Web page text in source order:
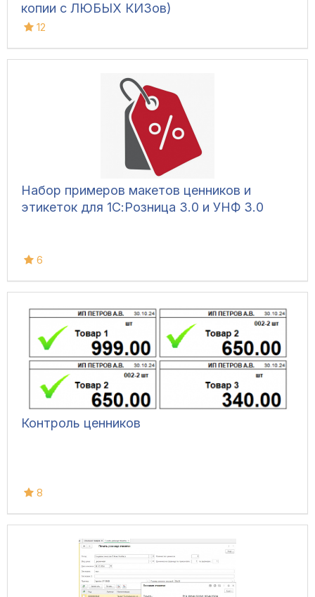
копии с ЛЮБЫХ КИЗов)
12
Набор примеров макетов ценников и
этикеток для 1С:Розница 3.0 и УНФ 3.0
6
Контроль ценников
8